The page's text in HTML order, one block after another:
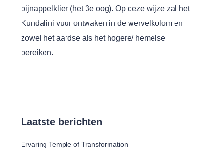
pijnappelklier (het 3e oog). Op deze wijze zal het
Kundalini vuur ontwaken in de wervelkolom en
zowel het aardse als het hogere/ hemelse
bereiken.
Laatste berichten
Ervaring Temple of Transformation